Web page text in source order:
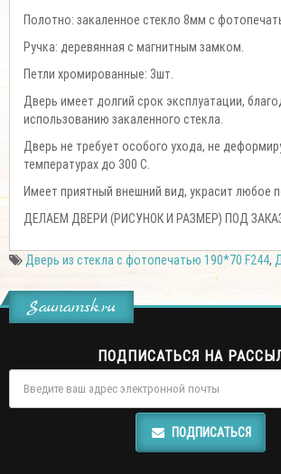
Полотно: закаленное стекло 8мм c
Ручка: деревянная с магнитным замком.
Петли хромированные: 3шт.
Дверь имеет долгий срок эксплуатации,
использованию закаленного стекла.
Дверь не требует особого ухода, не
температурах до 300 С.
Имеет приятный внешний вид, украсит любое
ДЕЛАЕМ ДВЕРИ (РИСУНОК И РАЗМЕР) ПОД
Дверь из стекла с фотопечатью 190*70 F244,
Saunamsk.ru
ПОДПИСАТЬСЯ НА
ПОДПИСАТЬСЯ